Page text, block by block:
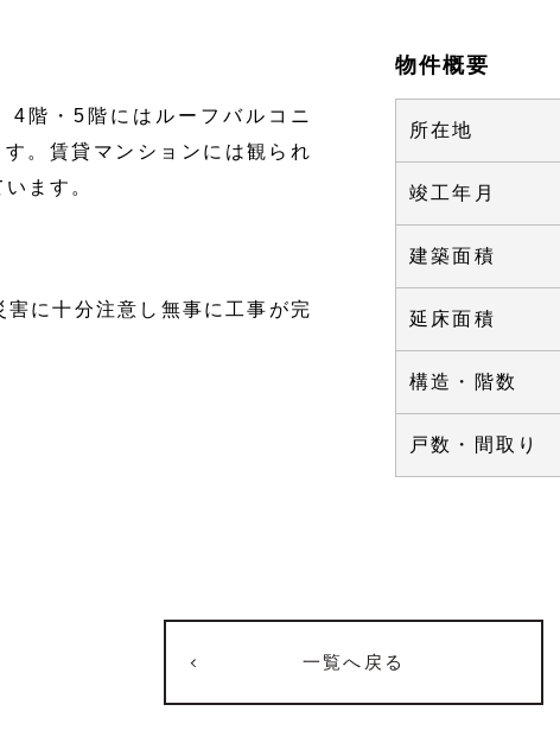
4階・5階にはルーフバルコニ
。賃貸マンションには観られ
ます。
に十分注意し無事に工事が完
物件概要
所在地
竣工年月
建築面積
延床面積
構造・階数
戸数・間取り
一覧へ戻る